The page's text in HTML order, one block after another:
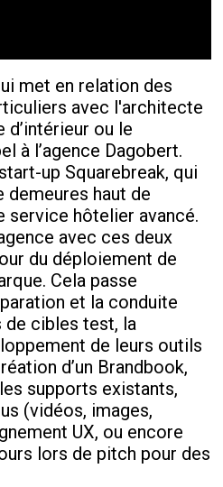
met en relation des
avec l'architecte
ou le
à l’agence Dagobert.
up Squarebreak, qui
haut de
service hôtelier avancé.
avec ces deux
du déploiement de
Cela passe
et la conduite
de cibles test, la
de leurs outils
d’un Brandbook,
supports existants,
(vidéos, images,
UX, ou encore
lors de pitch pour des